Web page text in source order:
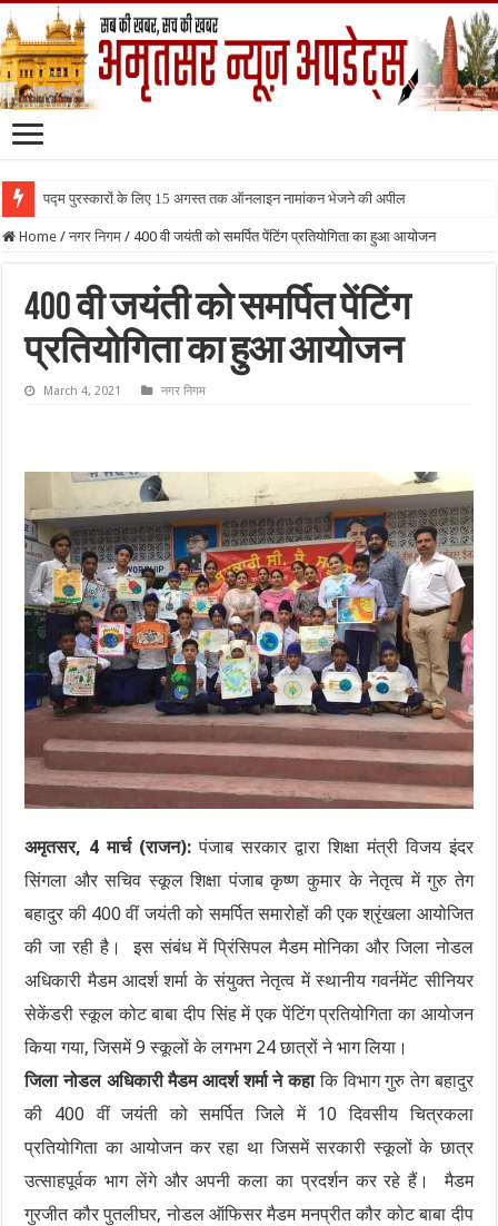
पद्म पुरस्कारों के लिए 15 अगस्त तक ऑनलाइन नामांकन भेजने की अपील
Home / नगर निगम / 400 वी जयंती को समर्पित पेंटिंग प्रतियोगिता का हुआ आयोजन
400 वी जयंती को समर्पित पेंटिंग
प्रतियोगिता का हुआ आयोजन
March 4, 2021 नगर निगम
अमृतसर, 4 मार्च (राजन): पंजाब सरकार द्वारा शिक्षा मंत्री विजय इंदर
सिंगला और सचिव स्कूल शिक्षा पंजाब कृष्ण कुमार के नेतृत्व में गुरु तेग
बहादुर की 400 वीं जयंती को समर्पित समारोहों की एक श्रृंखला आयोजित
की जा रही है। इस संबंध में प्रिंसिपल मैडम मोनिका और जिला नोडल
अधिकारी मैडम आदर्श शर्मा के संयुक्त नेतृत्व में स्थानीय गवर्नमेंट सीनियर
सेकेंडरी स्कूल कोट बाबा दीप सिंह में एक पेंटिंग प्रतियोगिता का आयोजन
किया गया, जिसमें 9 स्कूलों के लगभग 24 छात्रों ने भाग लिया।
जिला नोडल अधिकारी मैडम आदर्श शर्मा ने कहाकि विभाग गुरु तेग बहादुर
की 400 वीं जयंती को समर्पित जिले में 10 दिवसीय चित्रकला
प्रतियोगिता का आयोजन कर रहा था जिसमें सरकारी स्कूलों के छात्र
उत्साहपूर्वक भाग लेंगे और अपनी कला का प्रदर्शन कर रहे हैं। मैडम
गुरजीत कौर पुतलीघर, नोडल ऑफिसर मैडम मनप्रीत कौर कोट बाबा दीप